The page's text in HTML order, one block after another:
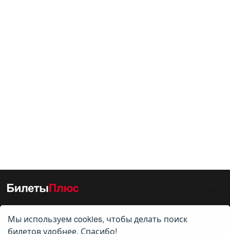
О нас
Мы используем cookies, чтобы делать поиск
билетов удобнее. Спасибо!